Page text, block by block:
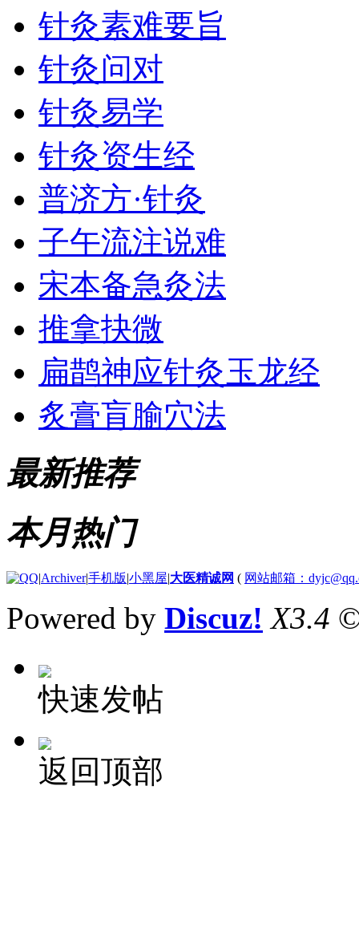
针灸素难要旨
针灸问对
针灸易学
针灸资生经
普济方·针灸
子午流注说难
宋本备急灸法
推拿抉微
扁鹊神应针灸玉龙经
炙膏肓腧穴法
最新推荐
本月热门
|Archiver|手机版|小黑屋|大医精诚网 ( 网站邮箱：
Powered by Discuz! X3.4
快速发帖
返回顶部